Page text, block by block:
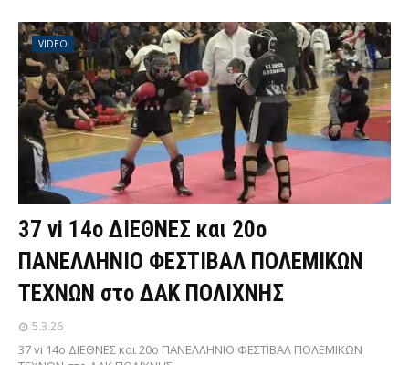
VIDEO
37 vi 14ο ΔΙΕΘΝΕΣ και 20ο
ΠΑΝΕΛΛΗΝΙΟ ΦΕΣΤΙΒΑΛ ΠΟΛΕΜΙΚΩΝ
ΤΕΧΝΩΝ στο ΔΑΚ ΠΟΛΙΧΝΗΣ
5.3.26
37 vi 14ο ΔΙΕΘΝΕΣ και 20ο ΠΑΝΕΛΛΗΝΙΟ ΦΕΣΤΙΒΑΛ ΠΟΛΕΜΙΚΩΝ